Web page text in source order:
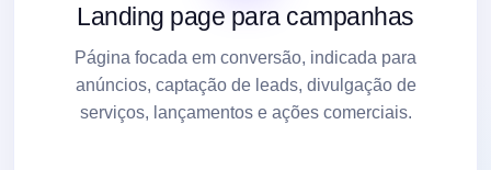
Landing page para campanhas
Página focada em conversão, indicada para
anúncios, captação de leads, divulgação de
serviços, lançamentos e ações comerciais.